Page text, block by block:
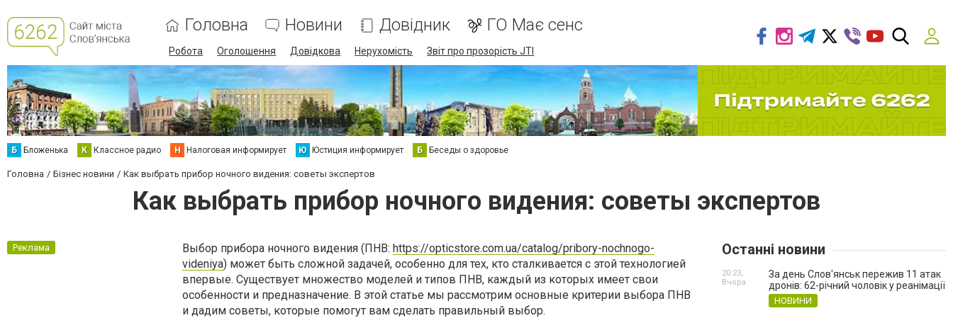
Головна Новини Довідник ГО Має сенс
Робота Оголошення Довідкова Нерухомість Звіт про прозорість JTI
Б Бложенька К Классное радио Н Налоговая информирует Ю Юстиция информирует Б Беседы о здоровье
Головна Бізнес новини Как выбрать прибор ночного видения: советы экспертов
Как выбрать прибор ночного видения: советы экспертов
Реклама Выбор прибора ночного видения (ПНВ: https://opticstore.com.ua/catalog/pribory-nochnogo-
videniya) может быть сложной задачей, особенно для тех, кто сталкивается с этой технологией
впервые. Существует множество моделей и типов ПНВ, каждый из которых имеет свои
особенности и предназначение. В этой статье мы рассмотрим основные критерии выбора ПНВ
и дадим советы, которые помогут вам сделать правильный выбор.
Останні новини
За день Слов'янськ пережив 11 атак
дронів: 62-річний чоловік у реанімації
НОВИНИ
20:23,
Вчора